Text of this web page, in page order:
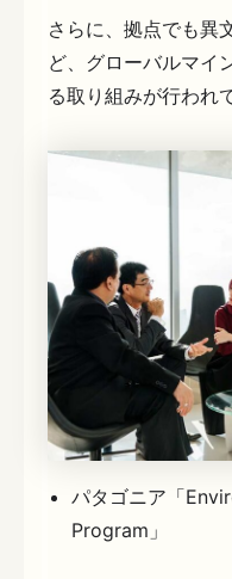
さらに、拠点でも異
ど、グローバルマイ
る取り組みが行われ
パタゴニア「
Program」